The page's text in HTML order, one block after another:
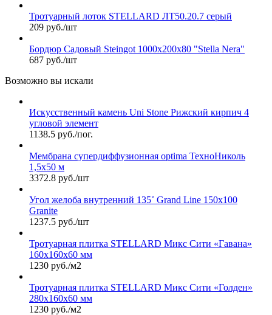
Тротуарный лоток STELLARD ЛТ50.20.7 серый
209 руб./шт
Бордюр Садовый Steingot 1000х200х80 "Stella Nera"
687 руб./шт
Возможно вы искали
Искусственный камень Uni Stone Рижский кирпич 4
угловой элемент
1138.5 руб./пог.
Мембрана супердиффузионная optima ТехноНиколь
1,5х50 м
3372.8 руб./шт
Угол желоба внутренний 135˚ Grand Line 150х100
Granite
1237.5 руб./шт
Тротуарная плитка STELLARD Микс Сити «Гавана»
160х160х60 мм
1230 руб./м2
Тротуарная плитка STELLARD Микс Сити «Голден»
280х160х60 мм
1230 руб./м2